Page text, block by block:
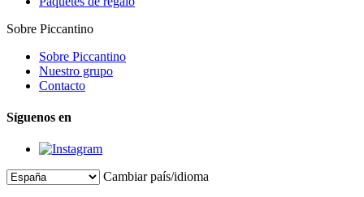
Sobre Piccantino
Sobre Piccantino
Nuestro grupo
Contacto
Síguenos en
Cambiar país/idioma